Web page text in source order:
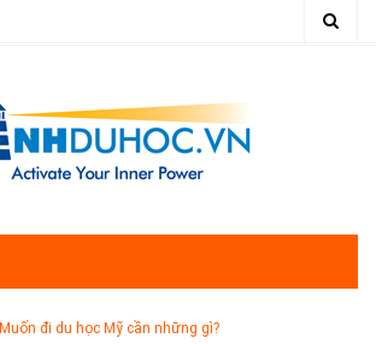
Muốn đi du học Mỹ cần những gì?